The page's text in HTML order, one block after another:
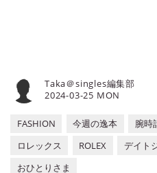
2024-03-25 MON
Taka＠singles編集部
FASHION 今週の逸本 腕時
ロレックス
ROLEX デイト
おひとりさま